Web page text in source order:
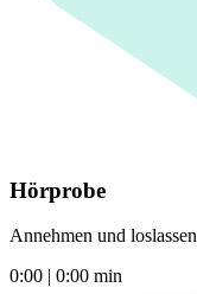
Hörprobe
Annehmen und loslassen
0:00 | 0:00 min